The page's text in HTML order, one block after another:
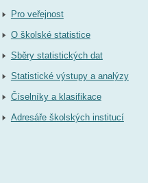
Pro veřejnost
O školské statistice
Sběry statistických dat
Statistické výstupy a analýzy
Číselníky a klasifikace
Adresáře školských institucí